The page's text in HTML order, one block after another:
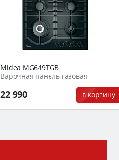
Midea MG649TGB
Варочная панель газовая
22 990 в корзину